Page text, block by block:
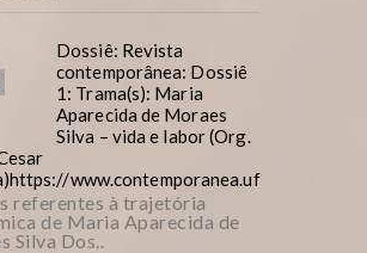
Dossiê: Revista
contemporânea: Dossiê
1: Trama(s): Maria
Aparecida de Moraes
Silva – vida e labor (Org.
www.contemporanea.ufscar.br/
referentes à trajetória
de Maria Aparecida de
Silva Dos..